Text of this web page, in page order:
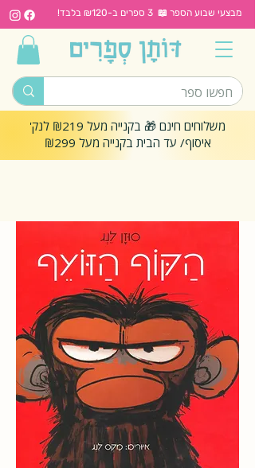
מבצעי שבוע הספר 📖 3 ספרים ב-₪120 בלבד!
משלוחים חינם 🎁 בקנייה מעל ₪219 לנק'
איסוף/ עד הבית בקנייה מעל ₪299